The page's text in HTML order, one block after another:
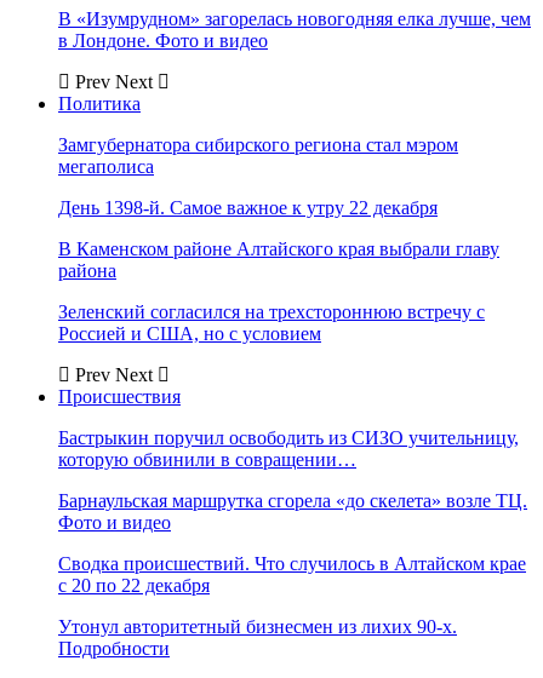
В «Изумрудном» загорелась новогодняя елка лучше, чем
в Лондоне. Фото и видео
Prev Next
Политика
Замгубернатора сибирского региона стал мэром
мегаполиса
День 1398-й. Самое важное к утру 22 декабря
В Каменском районе Алтайского края выбрали главу
района
Зеленский согласился на трехстороннюю встречу с
Россией и США, но с условием
Prev Next
Происшествия
Бастрыкин поручил освободить из СИЗО учительницу,
которую обвинили в совращении…
Барнаульская маршрутка сгорела «до скелета» возле ТЦ.
Фото и видео
Сводка происшествий. Что случилось в Алтайском крае
с 20 по 22 декабря
Утонул авторитетный бизнесмен из лихих 90-х.
Подробности